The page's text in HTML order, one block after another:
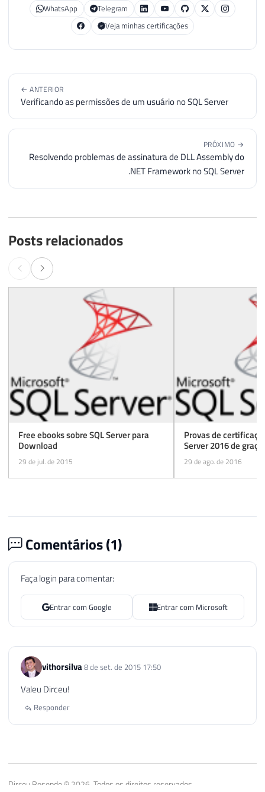
WhatsApp
Telegram
Veja minhas certificações
← ANTERIOR
Verificando as permissões de um usuário no SQL Server
PRÓXIMO →
Resolvendo problemas de assinatura de DLL Assembly do
.NET Framework no SQL Server
Posts relacionados
Free ebooks sobre SQL Server para
Download
29 de jul. de 2015
Provas de
Server 2016 de
29 de ago. de 2016
Comentários (1)
Faça login para comentar:
Entrar com Google Entrar com Microsoft
vithorsilva8 de set. de 2015 17:50
Valeu Dirceu!
Responder
Dirceu Resende © 2026. Todos os direitos reservados.